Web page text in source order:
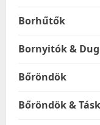
Borhűtők
Bornyitók &
Bőröndök
Bőröndök &